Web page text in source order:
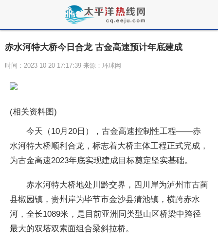
赤水河特大桥今日合龙 古金高速预计年底建成
时间：2023-10-20 17:17:39 来源：环球网
(相关资料图)
今天（10月20日），古金高速控制性工程——赤
水河特大桥顺利合龙，标志着大桥主体工程正式完成，
为古金高速2023年底实现建成目标奠定坚实基础。
赤水河特大桥地处川黔交界，四川岸为泸州市古蔺
县椒园镇，贵州岸为毕节市金沙县清池镇，横跨赤水
河，全长1089米，是目前亚洲同类型山区桥梁中跨径
最大的双塔双索面组合梁斜拉桥。